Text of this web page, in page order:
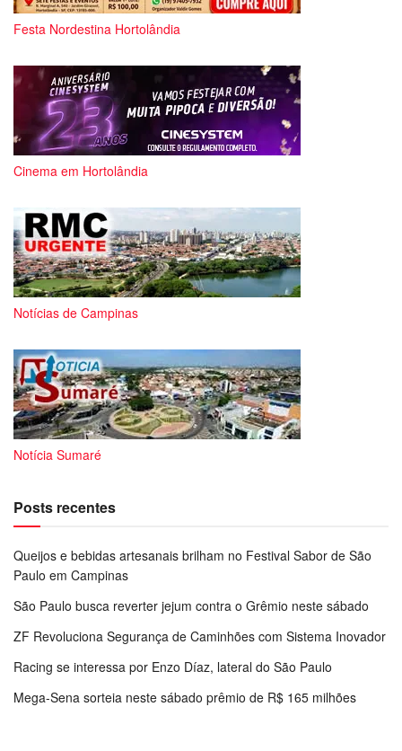
Festa Nordestina Hortolândia
Cinema em Hortolândia
Notícias de Campinas
Notícia Sumaré
Posts recentes
Queijos e bebidas artesanais brilham no Festival Sabor de São
Paulo em Campinas
São Paulo busca reverter jejum contra o Grêmio neste sábado
ZF Revoluciona Segurança de Caminhões com Sistema Inovador
Racing se interessa por Enzo Díaz, lateral do São Paulo
Mega-Sena sorteia neste sábado prêmio de R$ 165 milhões